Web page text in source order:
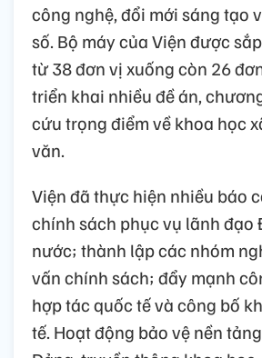
công nghệ, đổi mới sáng tạo
số. Bộ máy của Viện được
từ 38 đơn vị xuống còn 26
triển khai nhiều đề án,
cứu trọng điểm về khoa học
văn.
Viện đã thực hiện nhiều báo
chính sách phục vụ lãnh đạo
nước; thành lập các nhóm
vấn chính sách; đẩy mạnh
hợp tác quốc tế và công bố
tế. Hoạt động bảo vệ nền